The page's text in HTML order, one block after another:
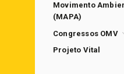
Movimento
(MAPA)
Congressos OMV
Projeto Vital